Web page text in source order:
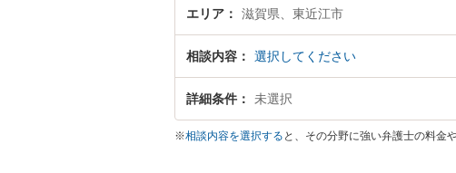
『初回相談無料で自己破産や債務整理を法律相談でき
エリア 滋賀県、東近江市
相談内容 選択してください
詳細条件 未選択
※相談内容を選択する と、その分野に強い弁護士の料金